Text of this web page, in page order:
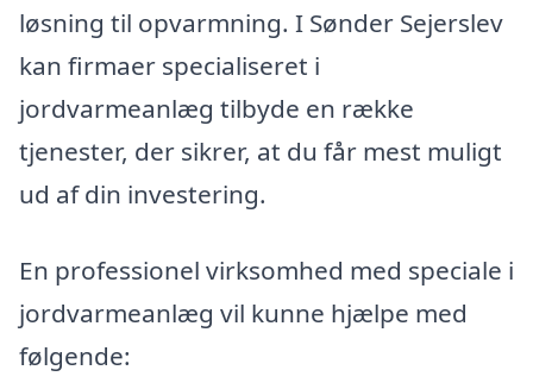
løsning til opvarmning. I Sønder Sejerslev
kan firmaer specialiseret i
jordvarmeanlæg tilbyde en række
tjenester, der sikrer, at du får mest muligt
ud af din investering.
En professionel virksomhed med speciale i
jordvarmeanlæg vil kunne hjælpe med
følgende: